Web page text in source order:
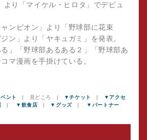
り「マイケル・ヒロタ」でデビュ
ンピオン」より「野球部に花束
ン」より「ヤキュガミ」を発表。
」「野球部あるある２」「野球部あ
マ漫画を手掛けている。
ント | 見どころ | ▼チケット |
▼アクセ
| ▼飲食店 | ▼グッズ| ▼パートナー